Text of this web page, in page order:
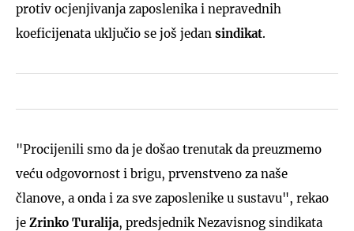
protiv ocjenjivanja zaposlenika i nepravednih
koeficijenata uključio se još jedan sindikat.
"Procijenili smo da je došao trenutak da preuzmemo
veću odgovornost i brigu, prvenstveno za naše
članove, a onda i za sve zaposlenike u sustavu", rekao
je Zrinko Turalija, predsjednik Nezavisnog sindikata